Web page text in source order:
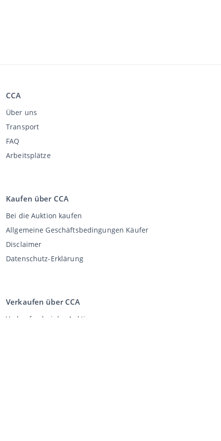
CCA
Über uns
Transport
FAQ
Arbeitsplätze
Kaufen über CCA
Bei die Auktion kaufen
Allgemeine Geschäftsbedingungen Käufer
Disclaimer
Datenschutz-Erklärung
Verkaufen über CCA
Verkaufen bei der Auktion